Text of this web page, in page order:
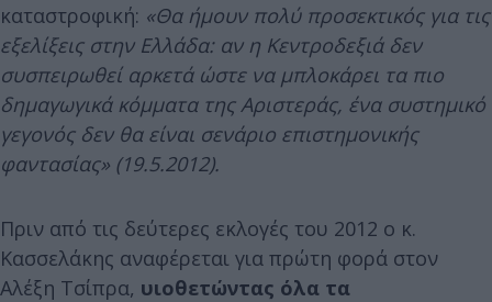
καταστροφική: «Θα ήμουν πολύ προσεκτικός για τις
εξελίξεις στην Ελλάδα: αν η Κεντροδεξιά δεν
συσπειρωθεί αρκετά ώστε να μπλοκάρει τα πιο
δημαγωγικά κόμματα της Αριστεράς, ένα συστημικό
γεγονός δεν θα είναι σενάριο επιστημονικής
φαντασίας» (19.5.2012).
Πριν από τις δεύτερες εκλογές του 2012 ο κ.
Κασσελάκης αναφέρεται για πρώτη φορά στον
Αλέξη Τσίπρα, υιοθετώντας όλα τα